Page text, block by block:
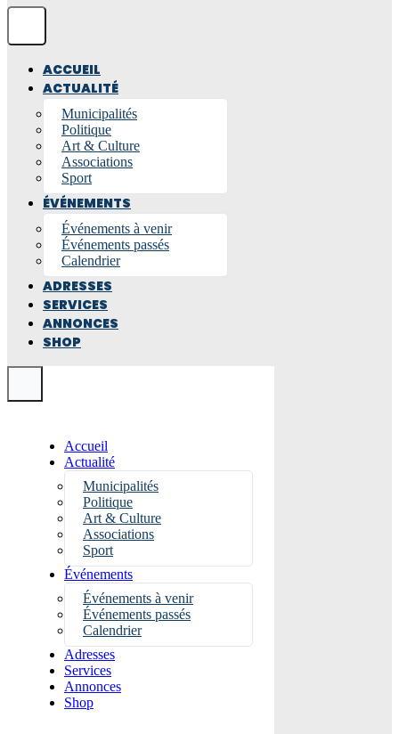
ACCUEIL
ACTUALITÉ
Municipalités
Politique
Art & Culture
Associations
Sport
ÉVÉNEMENTS
Événements à venir
Événements passés
Calendrier
ADRESSES
SERVICES
ANNONCES
SHOP
Accueil
Actualité
Municipalités
Politique
Art & Culture
Associations
Sport
Événements
Événements à venir
Événements passés
Calendrier
Adresses
Services
Annonces
Shop